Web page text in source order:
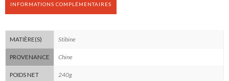
INFORMATIONS COMPLÉMENTAIRES
MATIÈRE(S) Stibine
PROVENANCE Chine
POIDS NET 240g